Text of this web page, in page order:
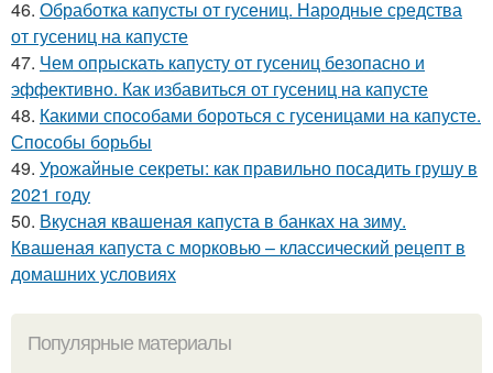
46. Обработка капусты от гусениц. Народные средства
от гусениц на капусте
47. Чем опрыскать капусту от гусениц безопасно и
эффективно. Как избавиться от гусениц на капусте
48. Какими способами бороться с гусеницами на капусте.
Способы борьбы
49. Урожайные секреты: как правильно посадить грушу в
2021 году
50. Вкусная квашеная капуста в банках на зиму.
Квашеная капуста с морковью – классический рецепт в
домашних условиях
Популярные материалы